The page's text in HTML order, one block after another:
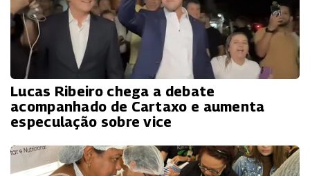
Lucas Ribeiro chega a debate
acompanhado de Cartaxo e aumenta
especulação sobre vice